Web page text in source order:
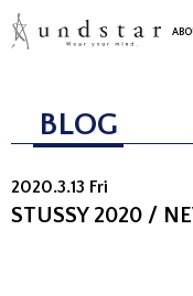
BLOG
2020.3.13 Fri
STUSSY 2020 /